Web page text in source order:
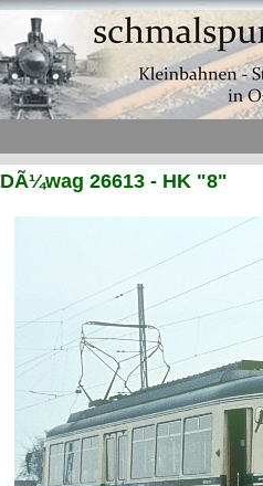
DÃ¼wag 26613 - HK "8"